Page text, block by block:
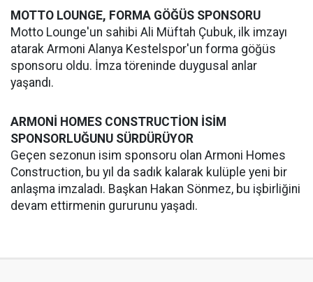
MOTTO LOUNGE, FORMA GÖĞÜS SPONSORU
Motto Lounge'un sahibi Ali Müftah Çubuk, ilk imzayı
atarak Armoni Alanya Kestelspor'un forma göğüs
sponsoru oldu. İmza töreninde duygusal anlar
yaşandı.
ARMONİ HOMES CONSTRUCTİON İSİM
SPONSORLUĞUNU SÜRDÜRÜYOR
Geçen sezonun isim sponsoru olan Armoni Homes
Construction, bu yıl da sadık kalarak kulüple yeni bir
anlaşma imzaladı. Başkan Hakan Sönmez, bu işbirliğini
devam ettirmenin gururunu yaşadı.